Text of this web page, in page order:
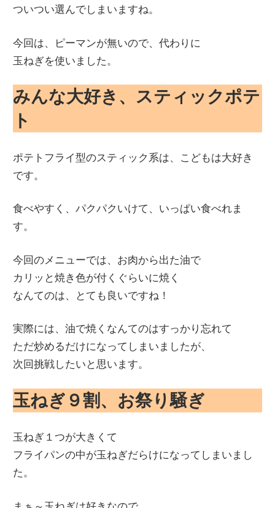
ついつい選んでしまいますね。
今回は、ピーマンが無いので、代わりに
玉ねぎを使いました。
みんな大好き、スティックポテ
ト
ポテトフライ型のスティック系は、こどもは大好き
です。
食べやすく、パクパクいけて、いっぱい食べれま
す。
今回のメニューでは、お肉から出た油で
カリッと焼き色が付くぐらいに焼く
なんてのは、とても良いですね！
実際には、油で焼くなんてのはすっかり忘れて
ただ炒めるだけになってしまいましたが、
次回挑戦したいと思います。
玉ねぎ９割、お祭り騒ぎ
玉ねぎ１つが大きくて
フライパンの中が玉ねぎだらけになってしまいまし
た。